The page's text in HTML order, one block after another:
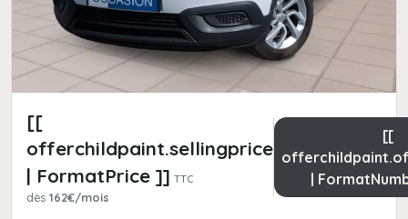
[[
offerchildpaint.sellingpricepart_ttc
| FormatPrice ]] TTC
dès 162€/mois
[[
|